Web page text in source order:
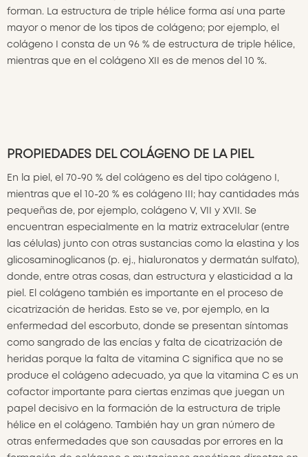
forman. La estructura de triple hélice forma así una parte
mayor o menor de los tipos de colágeno; por ejemplo, el
colágeno I consta de un 96 % de estructura de triple hélice,
mientras que en el colágeno XII es de menos del 10 %.
PROPIEDADES DEL COLÁGENO DE LA PIEL
En la piel, el 70-90 % del colágeno es del tipo colágeno I,
mientras que el 10-20 % es colágeno III; hay cantidades más
pequeñas de, por ejemplo, colágeno V, VII y XVII. Se
encuentran especialmente en la matriz extracelular (entre
las células) junto con otras sustancias como la elastina y los
glicosaminoglicanos (p. ej., hialuronatos y dermatán sulfato),
donde, entre otras cosas, dan estructura y elasticidad a la
piel. El colágeno también es importante en el proceso de
cicatrización de heridas. Esto se ve, por ejemplo, en la
enfermedad del escorbuto, donde se presentan síntomas
como sangrado de las encías y falta de cicatrización de
heridas porque la falta de vitamina C significa que no se
produce el colágeno adecuado, ya que la vitamina C es un
cofactor importante para ciertas enzimas que juegan un
papel decisivo en la formación de la estructura de triple
hélice en el colágeno. También hay un gran número de
otras enfermedades que son causadas por errores en la